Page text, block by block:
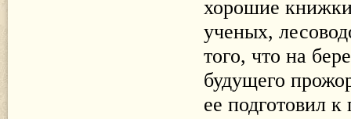
хорошие
ученых,
того, что на
будущего
ее подготовил